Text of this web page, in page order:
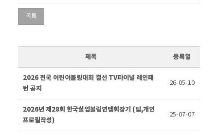
목록
제목 등록일
2026 전국 어린이볼링대회 결선 TV파이널 레인패
턴 공지
26-05-10
2026년 제28회 한국실업볼링연맹회장기 (팀,개인
프로필작성)
25-07-07